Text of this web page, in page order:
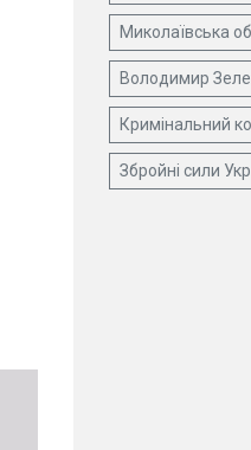
Миколаївська
Володимир
Кримінальний
Збройні сили